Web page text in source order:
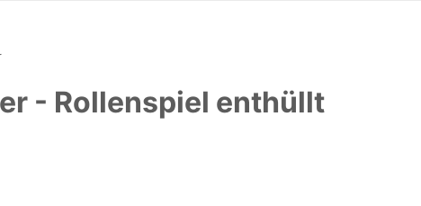
- Rollenspiel enthüllt